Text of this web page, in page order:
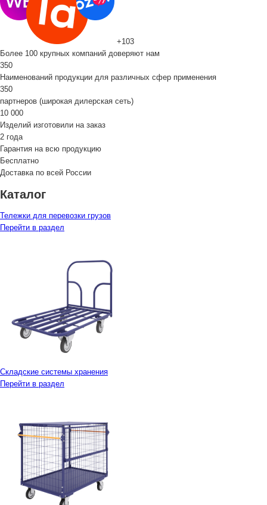
+103
Более 100 крупных компаний доверяют нам
350
Наименований продукции для различных сфер применения
350
партнеров (широкая дилерская сеть)
10 000
Изделий изготовили на заказ
2 года
Гарантия на всю продукцию
Бесплатно
Доставка по всей России
Каталог
Тележки для перевозки грузов
Перейти в раздел
Складские системы хранения
Перейти в раздел